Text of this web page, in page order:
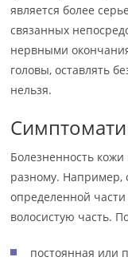
является более
связанных
нервными
головы, оставлять
нельзя.
Болезненность
разному. Например,
определенной
волосистую часть.
постоянная или